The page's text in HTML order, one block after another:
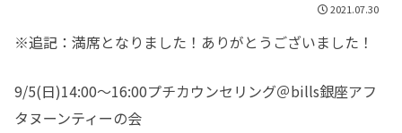
2021.07.30
※追記：満席となりました！ありがとうございました！
9/5(日)14:00～16:00プチカウンセリング＠bills銀座アフ
タヌーンティーの会